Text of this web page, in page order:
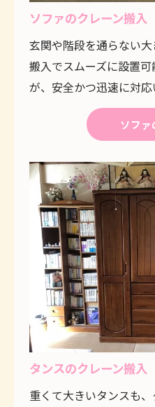
ソファのクレーン搬入
玄関や階段を通らない
搬入でスムーズに設置
が、安全かつ迅速に対応
ソファ
タンスのクレーン搬入
重くて大きいタンスも